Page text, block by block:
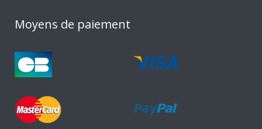
Moyens de paiement